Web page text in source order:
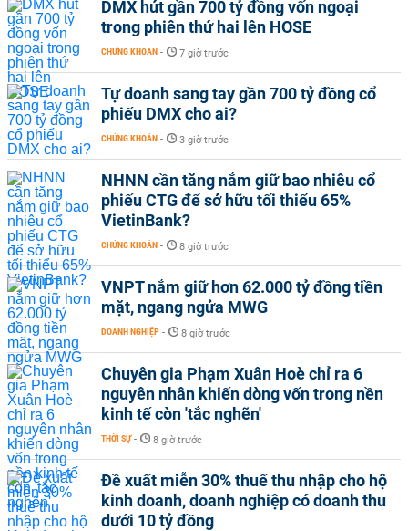
DMX hút gần 700 tỷ đồng vốn ngoại
trong phiên thứ hai lên HOSE
CHỨNG KHOÁN - 7 giờ trước
Tự doanh sang tay gần 700 tỷ đồng cổ
phiếu DMX cho ai?
CHỨNG KHOÁN - 3 giờ trước
NHNN cần tăng nắm giữ bao nhiêu cổ
phiếu CTG để sở hữu tối thiểu 65%
VietinBank?
CHỨNG KHOÁN - 8 giờ trước
VNPT nắm giữ hơn 62.000 tỷ đồng tiền
mặt, ngang ngửa MWG
DOANH NGHIỆP - 8 giờ trước
Chuyên gia Phạm Xuân Hoè chỉ ra 6
nguyên nhân khiến dòng vốn trong nền
kinh tế còn 'tắc nghẽn'
THỜI SỰ - 8 giờ trước
Đề xuất miễn 30% thuế thu nhập cho hộ
kinh doanh, doanh nghiệp có doanh thu
dưới 10 tỷ đồng